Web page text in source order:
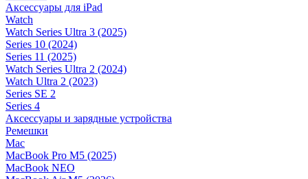
Аксессуары для iPad
Watch
Watch Series Ultra 3 (2025)
Series 10 (2024)
Series 11 (2025)
Watch Series Ultra 2 (2024)
Watch Ultra 2 (2023)
Series SE 2
Series 4
Аксессуары и зарядные устройства
Ремешки
Mac
MacBook Pro M5 (2025)
MacBook NEO